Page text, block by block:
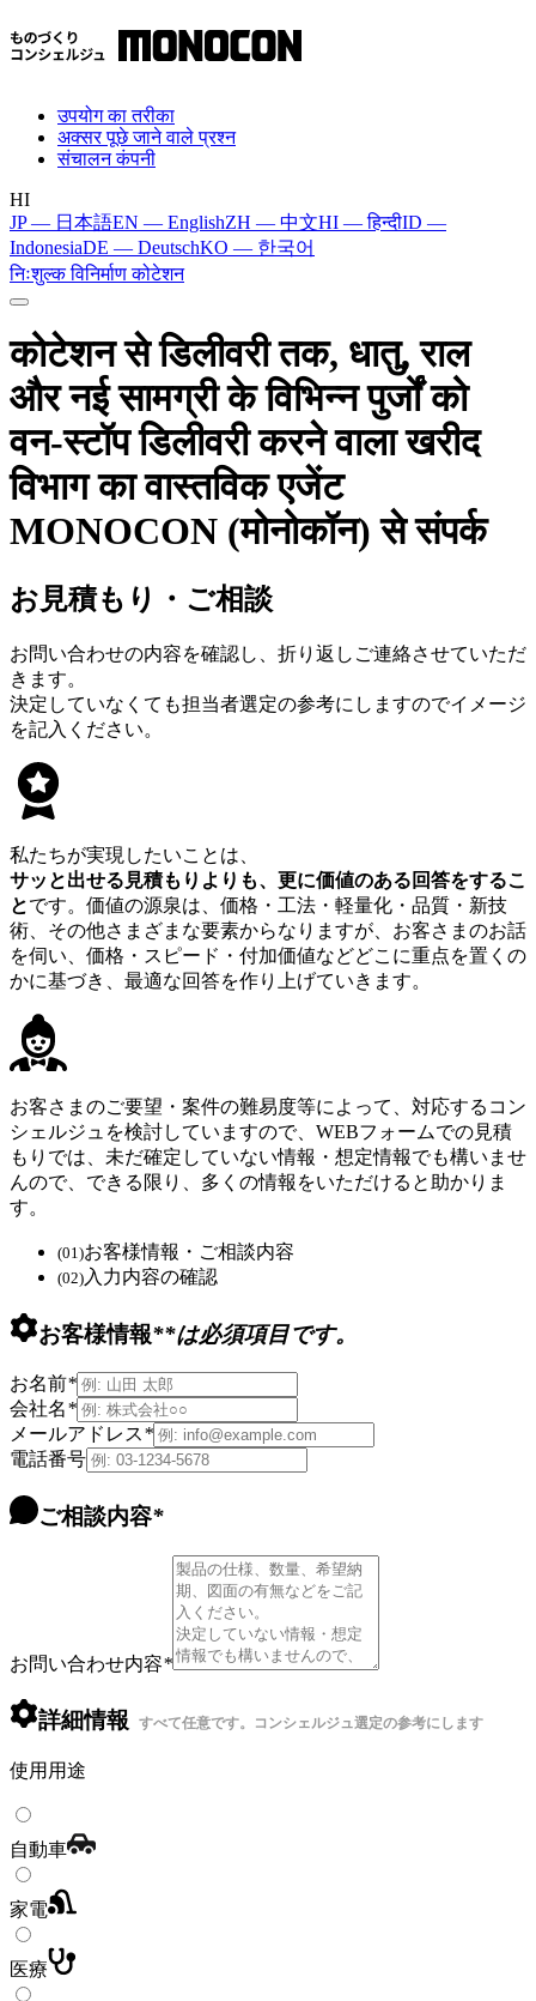
उपयोग का तरीका
अक्सर पूछे जाने वाले प्रश्न
संचालन कंपनी
HI
JP — 日本語EN — EnglishZH — 中文HI — हिन्दीID —
IndonesiaDE — DeutschKO — 한국어
निःशुल्क विनिर्माण कोटेशन
कोटेशन से डिलीवरी तक, धातु, राल
और नई सामग्री के विभिन्न पुर्जों को
वन-स्टॉप डिलीवरी करने वाला खरीद
विभाग का वास्तविक एजेंट
MONOCON (मोनोकॉन) से संपर्क
お見積もり・ご相談
お問い合わせの内容を確認し、折り返しご連絡させていただ
きます。
決定していなくても担当者選定の参考にしますのでイメージ
を記入ください。
私たちが実現したいことは、
サッと出せる見積もりよりも、更に価値のある回答をするこ
とです。価値の源泉は、価格・工法・軽量化・品質・新技
術、その他さまざまな要素からなりますが、お客さまのお話
を伺い、価格・スピード・付加価値などどこに重点を置くの
かに基づき、最適な回答を作り上げていきます。
お客さまのご要望・案件の難易度等によって、対応するコン
シェルジュを検討していますので、WEBフォームでの見積
もりでは、未だ確定していない情報・想定情報でも構いませ
んので、できる限り、多くの情報をいただけると助かりま
す。
(01)お客様情報・ご相談内容
(02) 入力内容の確認
お客様情報**は必須項目です。
お名前*
会社名*
メールアドレス*
電話番号
ご相談内容*
お問い合わせ内容*
詳細情報 すべて任意です。コンシェルジュ選定の参考にします
使用用途
自動車
家電
医療